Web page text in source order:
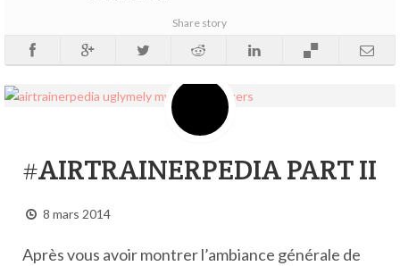
Share story
#AIRTRAINERPEDIA PART II
8 mars 2014
Après vous avoir montrer l’ambiance générale de